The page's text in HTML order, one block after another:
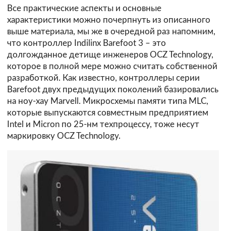
Все практические аспекты и основные
характеристики можно почерпнуть из описанного
выше материала, мы же в очередной раз напомним,
что контроллер Indilinx Barefoot 3 – это
долгожданное детище инженеров OCZ Technology,
которое в полной мере можно считать собственной
разработкой. Как известно, контроллеры серии
Barefoot двух предыдущих поколений базировались
на ноу-хау Marvell. Микросхемы памяти типа MLC,
которые выпускаются совместным предприятием
Intel и Micron по 25-нм техпроцессу, тоже несут
маркировку OCZ Technology.